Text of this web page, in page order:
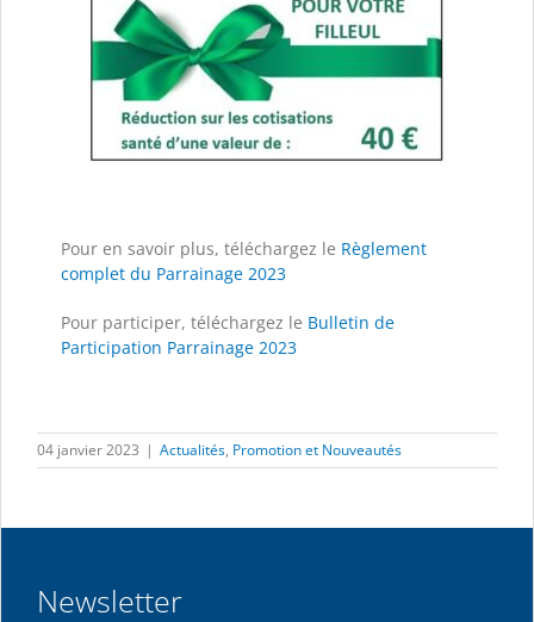
Pour en savoir plus, téléchargez le Règlement
complet du Parrainage 2023
Pour participer, téléchargez le Bulletin de
Participation Parrainage 2023
04 janvier 2023 | Actualités, Promotion et Nouveautés
Newsletter